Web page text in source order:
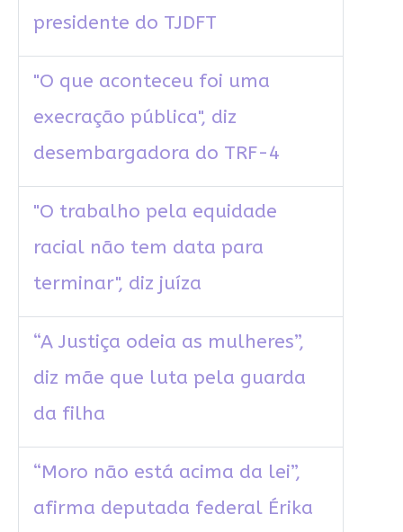
presidente do TJDFT
"O que aconteceu foi uma
execração pública", diz
desembargadora do TRF-4
"O trabalho pela equidade
racial não tem data para
terminar", diz juíza
“A Justiça odeia as mulheres”,
diz mãe que luta pela guarda
da filha
“Moro não está acima da lei”,
afirma deputada federal Érika